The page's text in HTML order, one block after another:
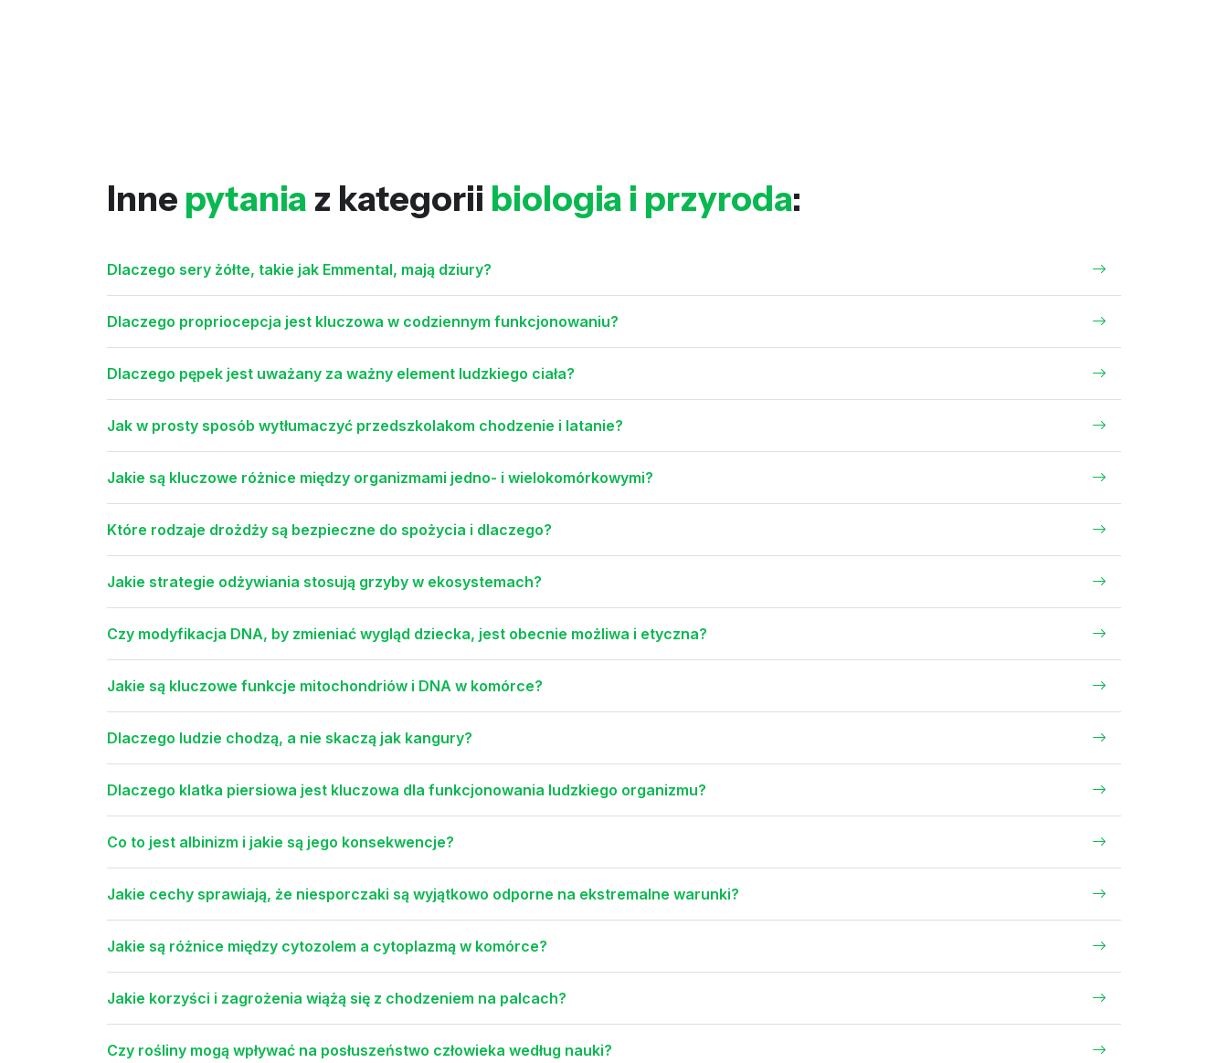
Inne pytania z kategorii biologia i przyroda:
Dlaczego sery żółte, takie jak Emmental, mają dziury?
Dlaczego propriocepcja jest kluczowa w codziennym funkcjonowaniu?
Dlaczego pępek jest uważany za ważny element ludzkiego ciała?
Jak w prosty sposób wytłumaczyć przedszkolakom chodzenie i latanie?
Jakie są kluczowe różnice między organizmami jedno- i wielokomórkowymi?
Które rodzaje drożdży są bezpieczne do spożycia i dlaczego?
Jakie strategie odżywiania stosują grzyby w ekosystemach?
Czy modyfikacja DNA, by zmieniać wygląd dziecka, jest obecnie możliwa i etyczna?
Jakie są kluczowe funkcje mitochondriów i DNA w komórce?
Dlaczego ludzie chodzą, a nie skaczą jak kangury?
Dlaczego klatka piersiowa jest kluczowa dla funkcjonowania ludzkiego organizmu?
Co to jest albinizm i jakie są jego konsekwencje?
Jakie cechy sprawiają, że niesporczaki są wyjątkowo odporne na ekstremalne warunki?
Jakie są różnice między cytozolem a cytoplazmą w komórce?
Jakie korzyści i zagrożenia wiążą się z chodzeniem na palcach?
Czy rośliny mogą wpływać na posłuszeństwo człowieka według nauki?